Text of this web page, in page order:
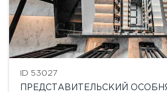
ID 53027
ПРЕДСТАВИТЕЛЬСКИЙ